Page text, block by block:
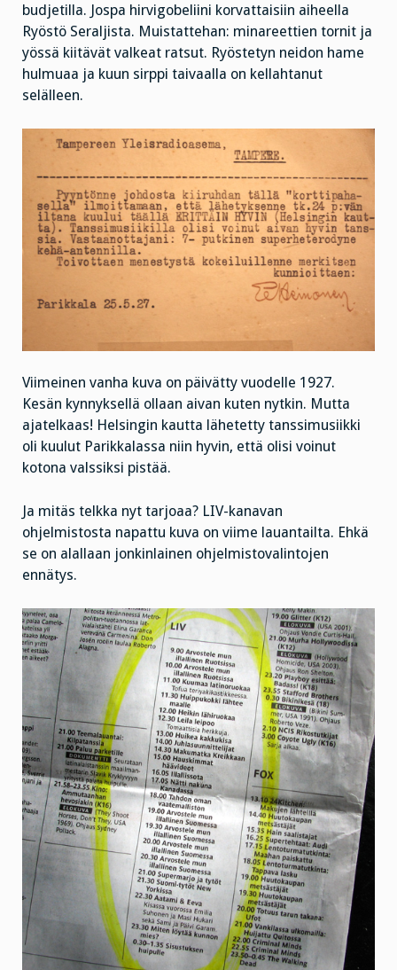
budjetilla. Jospa hirvigobeliini korvattaisiin aiheella
Ryöstö Seraljista. Muistattehan: minareettien tornit ja
yössä kiitävät valkeat ratsut. Ryöstetyn neidon hame
hulmuaa ja kuun sirppi taivaalla on kellahtanut
selälleen.
Viimeinen vanha kuva on päivätty vuodelle 1927.
Kesän kynnyksellä ollaan aivan kuten nytkin. Mutta
ajatelkaas! Helsingin kautta lähetetty tanssimusiikki
oli kuulut Parikkalassa niin hyvin, että olisi voinut
kotona valssiksi pistää.
Ja mitäs telkka nyt tarjoaa? LIV-kanavan
ohjelmistosta napattu kuva on viime lauantailta. Ehkä
se on alallaan jonkinlainen ohjelmistovalintojen
ennätys.